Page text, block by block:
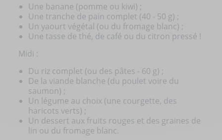
Une banane (pomme ou kiwi) ;
Une tranche de pain complet (40 - 50 g) ;
Un yaourt végétal (ou du fromage blanc) ;
Une tasse de thé, de café ou du citron pressé !
Midi :
Du riz complet (ou des pâtes - 60 g) ;
De la viande blanche (du poulet voire du
saumon) ;
Un légume au choix (une courgette, des
haricots verts) ;
Un dessert aux fruits rouges et des graines de
lin ou du fromage blanc.